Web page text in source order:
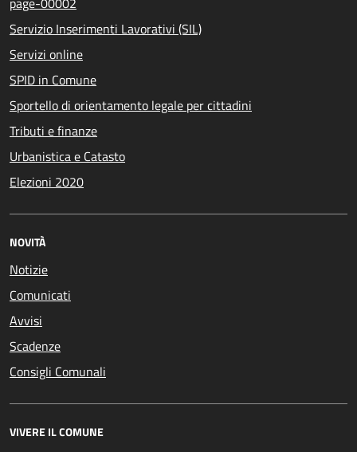
Servizio Inserimenti Lavorativi (SIL)
Servizi online
SPID in Comune
Sportello di orientamento legale per cittadini
Tributi e finanze
Urbanistica e Catasto
Elezioni 2020
NOVITÀ
Notizie
Comunicati
Avvisi
Scadenze
Consigli Comunali
VIVERE IL COMUNE